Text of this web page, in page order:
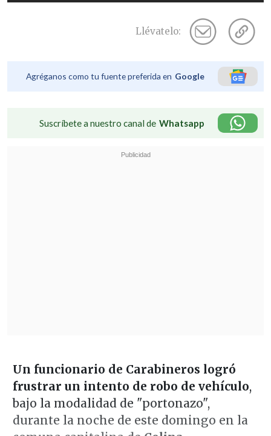
Llévatelo:
Agréganos como tu fuente preferida en Google
Suscríbete a nuestro canal de Whatsapp
Un funcionario de Carabineros logró
frustrar un intento de robo de vehículo,
bajo la modalidad de "portonazo",
durante la noche de este domingo en la